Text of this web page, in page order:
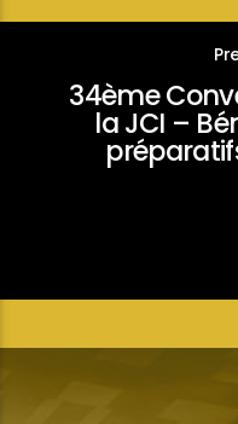
34ème
la JCI –